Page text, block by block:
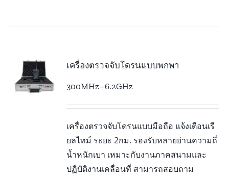
เครื่องตรวจจับโดรนแบบพกพา
300MHz–6.2GHz
เครื่องตรวจจับโดรนแบบมือถือ แจ้งเตือนเรี
ยลไทม์ ระยะ 2กม. รองรับหลายย่านความถี่
น้ำหนักเบา เหมาะกับงานภาคสนามและ
ปฏิบัติงานเคลื่อนที่ สามารถสอบถาม